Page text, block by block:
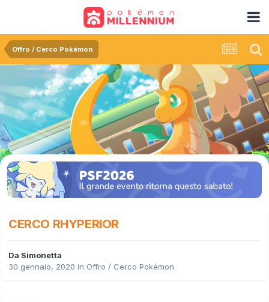
Offro / Cerco Pokémon
CERCO RHYPERIOR
Da Simonetta
30 gennaio, 2020 in Offro / Cerco Pokémon